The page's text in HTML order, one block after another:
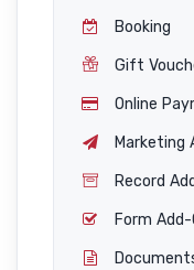
Booking
Gift
Online
Marketing
Record
Form Add-